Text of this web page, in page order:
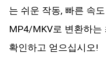
는 쉬운 작동, 빠른 속
MP4/MKV로 변환하는
확인하고 얻으십시오!